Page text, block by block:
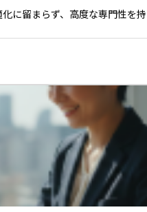
に留まらず、高度な専門性を